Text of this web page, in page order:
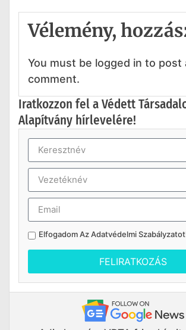
Vélemény,
You must be logged in to post
comment.
Iratkozzon fel a Védett
Alapítvány hírlevelére!
Elfogadom AzAdatvédelmi Szabályzatot
FELIRATKOZÁS